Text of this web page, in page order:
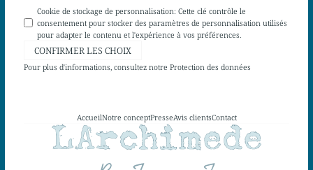
Cookie de stockage de personnalisation: Cette clé contrôle le
consentement pour stocker des paramètres de personnalisation utilisés
pour adapter le contenu et l'expérience à vos préférences.
CONFIRMER LES CHOIX
Pour plus d'informations, consultez notre Protection des données
AccueilNotre conceptPresseAvis clientsContact